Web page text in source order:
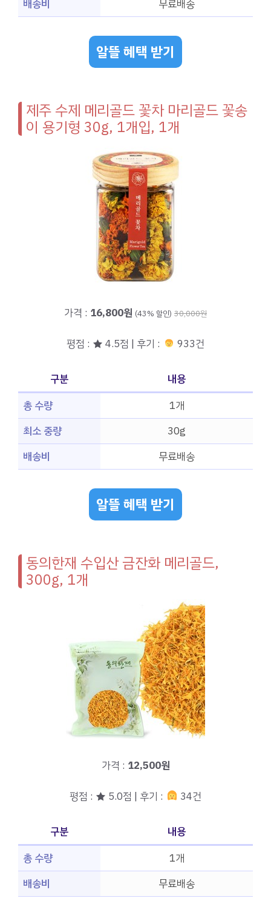
배송비 무료배송
알뜰 혜택 받기
제주 수제 메리골드 꽃차 마리골드 꽃송
이 용기형 30g, 1개입, 1개
가격 : 16,800원 (43% 할인) 30,000원
평점 : ★ 4.5점 | 후기 : 933건
구분
내용
총 수량
1개
최소 중량
30g
배송비
무료배송
알뜰 혜택 받기
동의한재 수입산 금잔화 메리골드,
300g, 1개
가격 : 12,500원
평점 : ★ 5.0점 | 후기 : 34건
구분
내용
총 수량
1개
배송비
무료배송